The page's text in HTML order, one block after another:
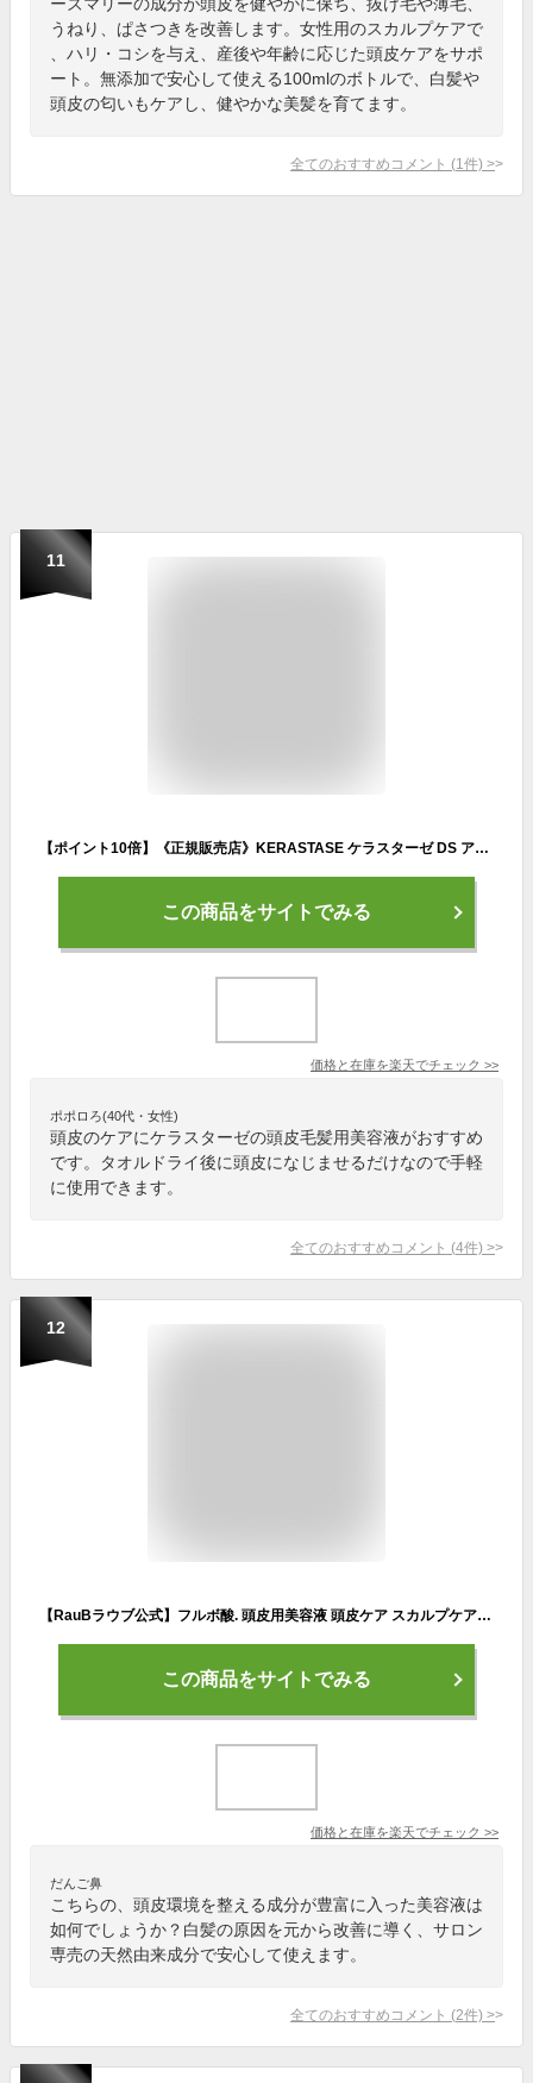
うねり、ぱさつきを改善します。女性用のスカルプケアで
、ハリ・コシを与え、産後や年齢に応じた頭皮ケアをサポ
ート。無添加で安心して使える100mlのボトルで、白髪や
頭皮の匂いもケアし、健やかな美髪を育てます。
全てのおすすめコメント (1 件) >
11
【ポイント10倍】《正規販売店》KERASTASE ケラスターゼ DS アドジュネス 100mlアウトバストリートメント(頭皮毛髪用美容液・ミストタイプ) ケラスターゼ トリートメント 洗い流さない 洗い流さないトリートメント
この商品をサイトでみる
価格と在庫を楽天でチェック >>
ポポロろ(40代・女性)
頭皮のケアにケラスターゼの頭皮毛髪用美容液がおすすめ
です。タオルドライ後に頭皮になじませるだけなので手軽
に使用できます。
全てのおすすめコメント (4件) >
12
【RauBラウブ公式】フルボ酸. 頭皮用美容液 頭皮ケア スカルプケア アクティブグロウセラム | 頭皮環境改善 頭皮化粧水 薄毛 抜け毛 ホルモン剤不使用 オーガニック 天然由来 美容室専売 くせ毛 かゆみ 痒み 紫外線 白髪 キャピキシル エイジングケア
この商品をサイトでみる
価格と在庫を楽天でチェック >>
だんご鼻
こちらの、頭皮環境を整える成分が豊富に入った美容液は
如何でしょうか？白髪の原因を元から改善に導く、サロン
専売の天然由来成分で安心して使えます。
全てのおすすめコメント (2件) >